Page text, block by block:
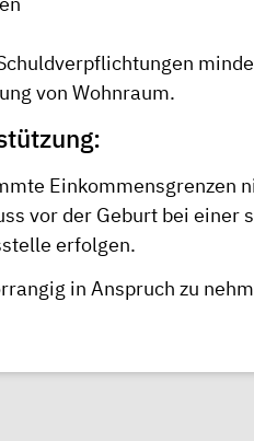
von Wohnraum.
Einkommensgrenzen
vor der Geburt bei einer
erfolgen.
in Anspruch zu